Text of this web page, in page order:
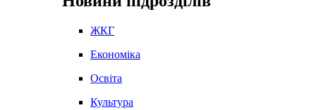
ЖКГ
Економіка
Освіта
Культура